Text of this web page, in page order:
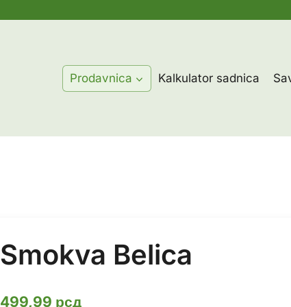
Prodavnica Kalkulator sadnica
Smokva Belica
499,99 рсд